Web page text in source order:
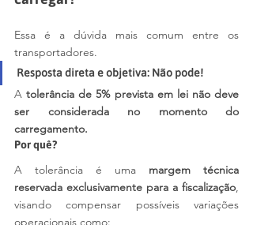
Essa é a dúvida mais comum entre os
transportadores.
Resposta direta e objetiva: Não pode!
A tolerância de 5% prevista em lei não deve
ser considerada no momento do
carregamento.
Por quê?
A tolerância é uma margem técnica
reservada exclusivamente para a fiscalização,
visando compensar possíveis variações
operacionais como: